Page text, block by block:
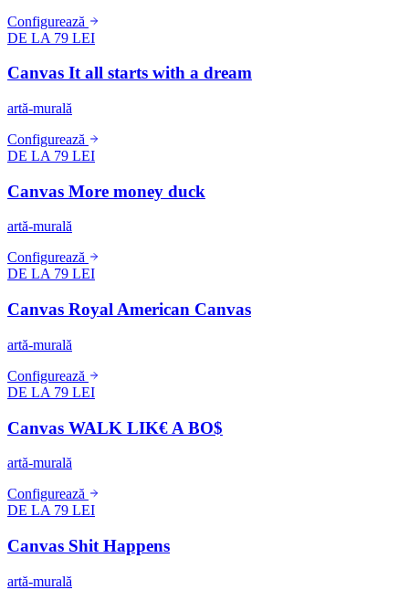
Configurează
DE LA 79 LEI
Canvas It all starts with a dream
artă-murală
Configurează
DE LA 79 LEI
Canvas More money duck
artă-murală
Configurează
DE LA 79 LEI
Canvas Royal American Canvas
artă-murală
Configurează
DE LA 79 LEI
Canvas WALK LIK€ A BO$
artă-murală
Configurează
DE LA 79 LEI
Canvas Shit Happens
artă-murală